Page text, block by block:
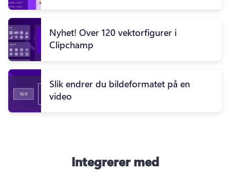
Nyhet! Over 120 vektorfigurer i
Clipchamp
Slik endrer du bildeformatet på en
video
Integrerer med